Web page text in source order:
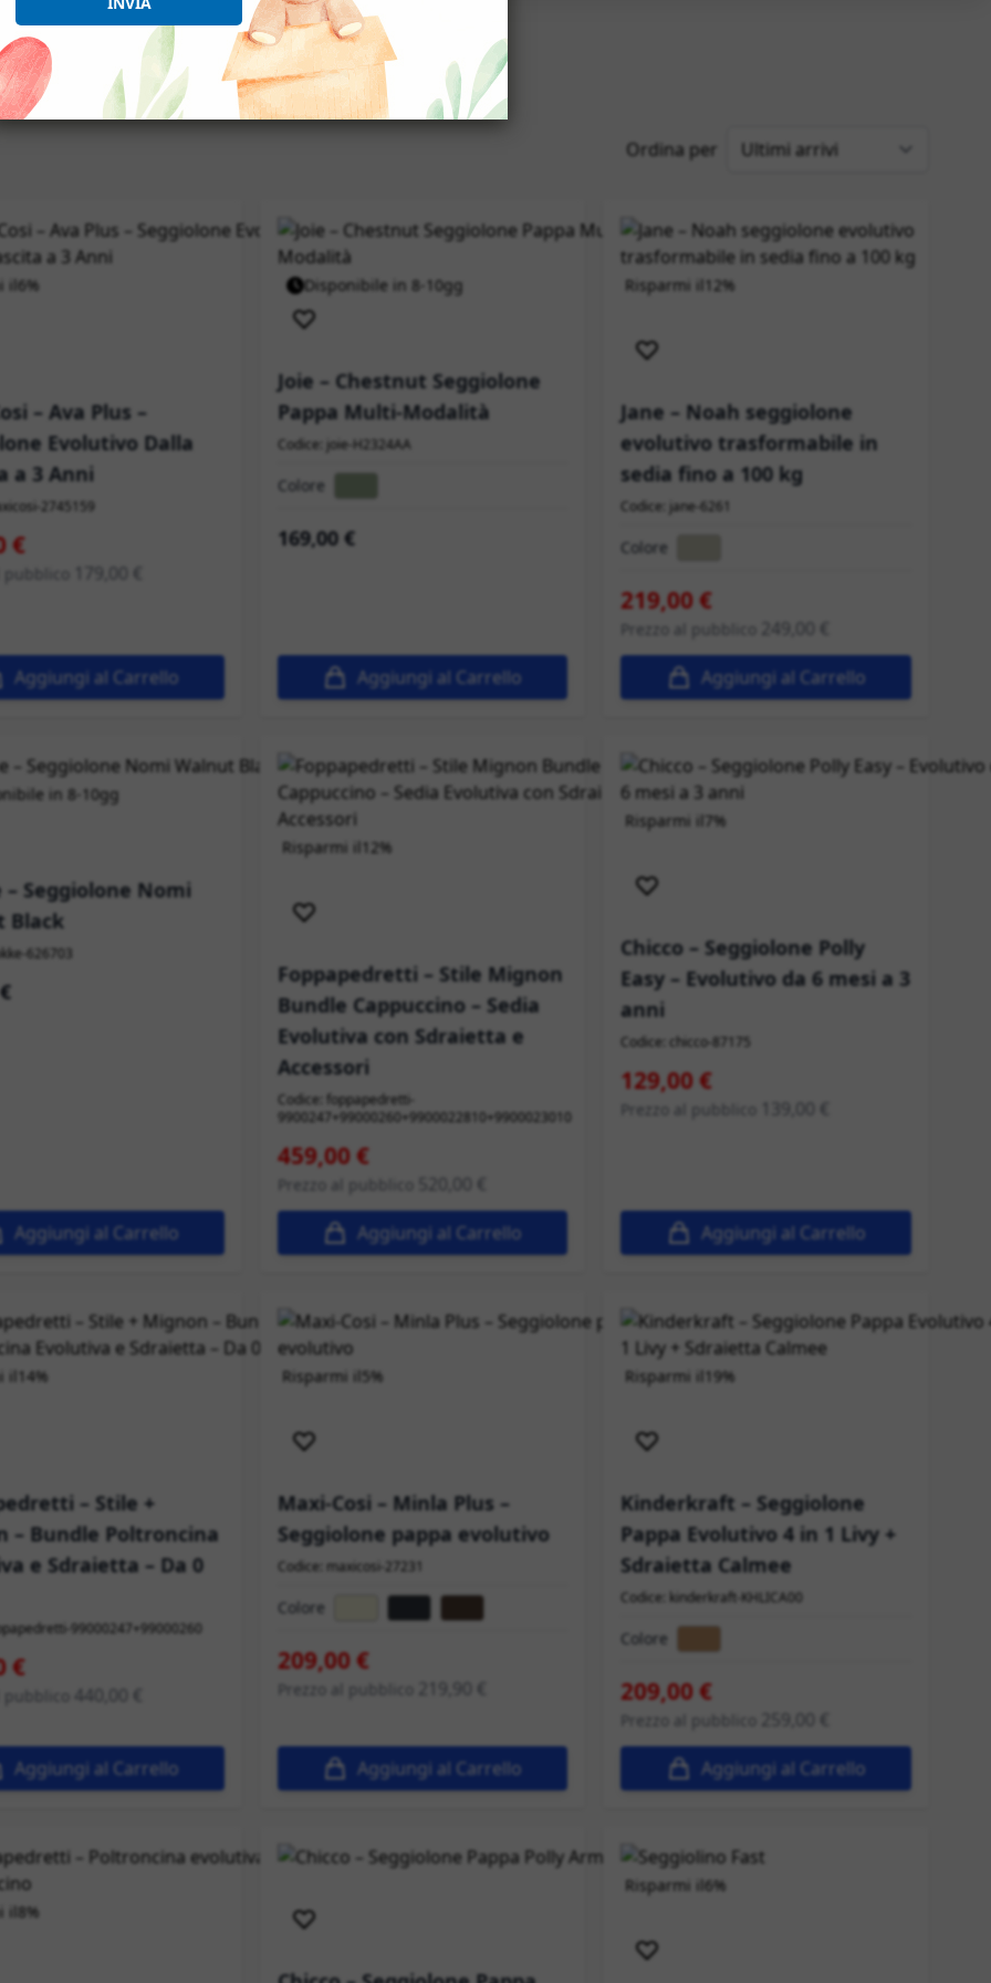
Ordina per
il6%
– Ava Plus –
Evolutivo Dalla
a 3 Anni
2745159
€
pubblico 179,00 €
Aggiungi al Carrello
Disponibile in 8-10gg
Joie – Chestnut Seggiolone
Pappa Multi-Modalità
Codice: joie-H2324AA
Colore
169,00 €
Aggiungi al Carrello
Risparmi il 12%
Jane – Noah seggiolone
evolutivo trasformabile in
sedia fino a 100 kg
Codice: jane-6261
Colore
219,00 €
Prezzo al pubblico
249,00 €
Aggiungi al Carrello
in 8-10gg
– Seggiolone Nomi
Black
626703
Aggiungi al Carrello
Risparmi il 12%
Foppapedretti – Stile Mignon
Bundle Cappuccino – Sedia
Evolutiva con Sdraietta e
Accessori
Codice: foppapedretti-
9900247+99000260+9900022810+9900023010
Prezzo speciale
459,00 €
Prezzo al pubblico
520,00 €
Aggiungi al Carrello
Risparmi il 7%
Chicco – Seggiolone Polly
Easy – Evolutivo da 6 mesi a 3
anni
Codice: chicco-87175
Prezzo speciale
129,00 €
Prezzo al pubblico 139,00 €
Aggiungi al Carrello
il 14%
– Stile +
– Bundle Poltroncina
e Sdraietta – Da 0
99000247+99000260
€
pubblico 440,00 €
Aggiungi al Carrello
Risparmi il5%
Maxi-Cosi – Minla Plus –
Seggiolone pappa evolutivo
Codice: maxicosi-27231
Colore
209,00 €
Prezzo al pubblico 219,90 €
Aggiungi al Carrello
Risparmi il 19%
Kinderkraft – Seggiolone
Pappa Evolutivo 4 in 1 Livy +
Sdraietta Calmee
Codice: kinderkraft-KHLICA00
Colore
209,00 €
Prezzo al pubblico
259,00 €
Aggiungi al Carrello
il8%
Risparmi il6%